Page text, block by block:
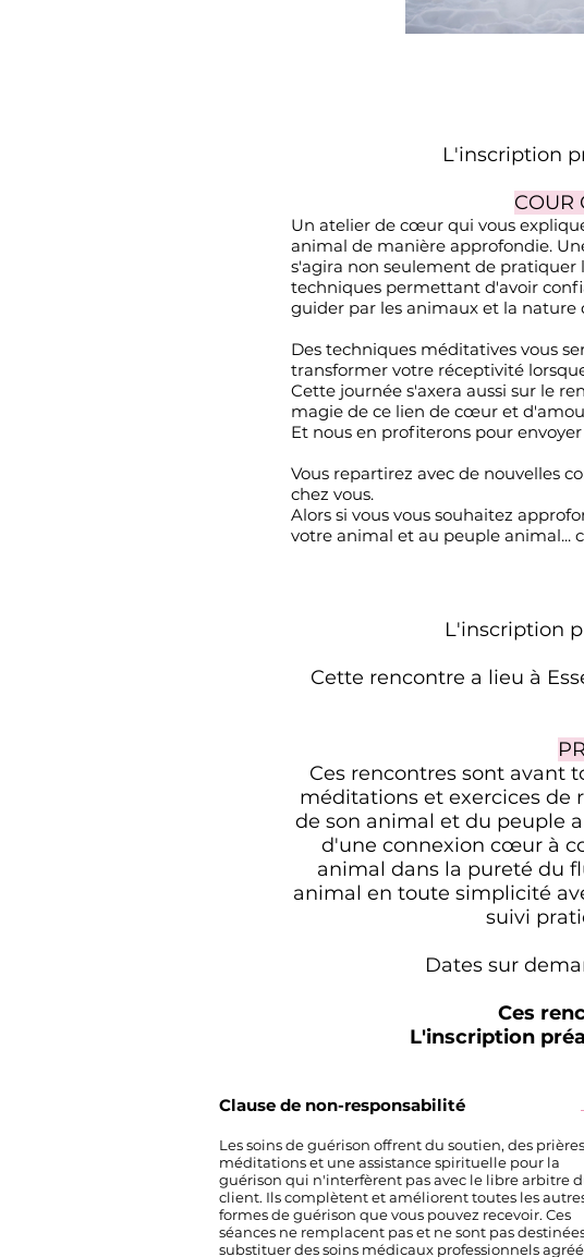
L'inscription
COUR
Un atelier de cœur qui vous
animal de manière approfondie.
s'agira non seulement de pratiquer
techniques permettant d'avoir
guider par les animaux et la nature
Des techniques méditatives vous
transformer votre réceptivité
Cette journée s'axera aussi sur le
magie de ce lien de cœur et
Et nous en profiterons pour
Vous repartirez avec de nouvelles
chez vous.
Alors si vous vous souhaitez
votre animal et au peuple animal...
L'inscription
Cette rencontre a lieu à
Ces rencontres sont avant
méditations et exercices
de son animal et du peuple
d'une connexion cœur à
animal dans la pureté du
animal en toute simplicité
suivi
Dates sur
Ces
L'inscription
Clause de non-responsabilité
Les soins de guérison offrent du soutien, des
méditations et une assistance spirituelle pour la
guérison qui n'interfèrent pas avec le libre arbitre
client. Ils complètent et améliorent toutes les
formes de guérison que vous pouvez recevoir. Ces
séances ne remplacent pas et ne sont pas
substituer des soins médicaux professionnels